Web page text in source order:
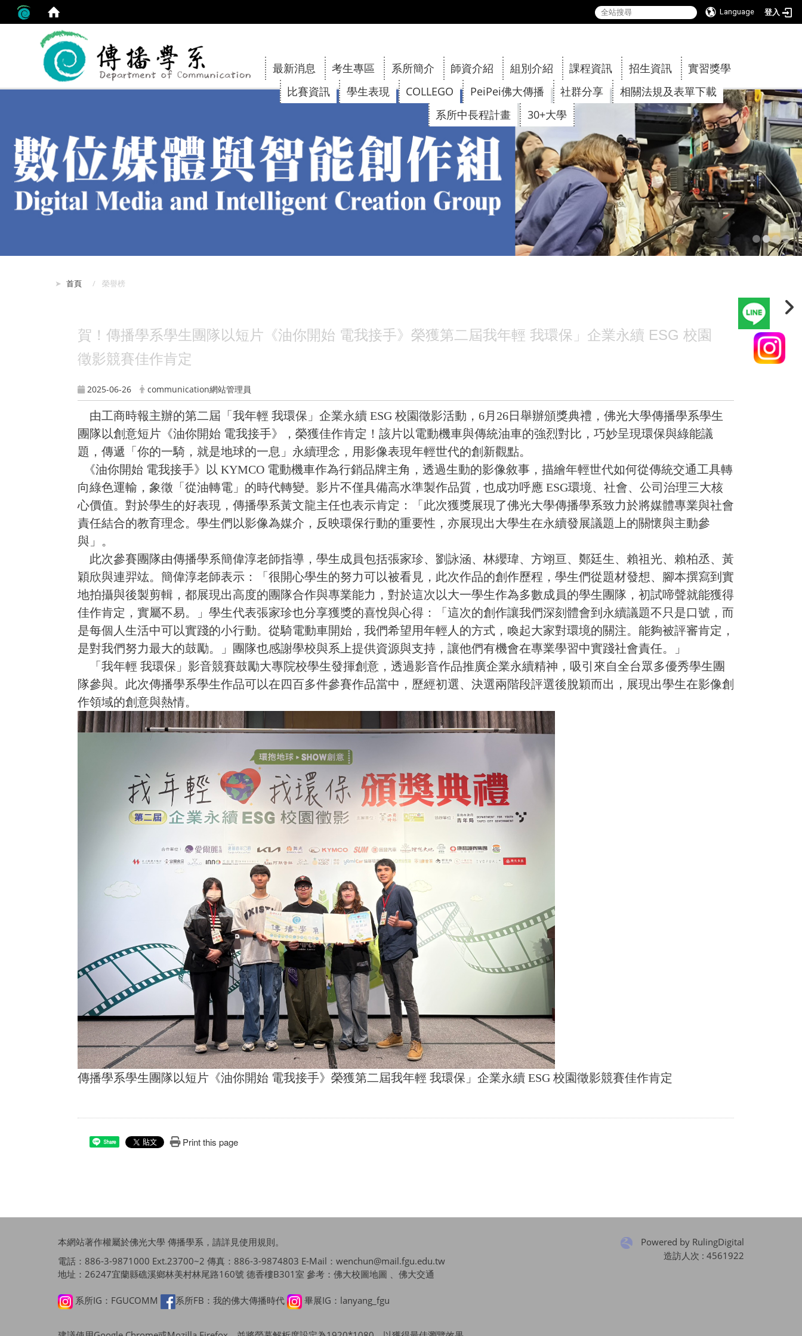
Language 登入
:::
最新消息 考生專區 系所簡介 師資介紹 組別介紹 課程資訊 招生資訊
實習獎學
比賽資訊
學生表現 COLLEGO PeiPei佛大傳播 社群分享
相關法規及表單下載
系所中長程計畫
30+大學
首頁 榮譽榜
賀！傳播學系學生團隊以短片《油你開始 電我接手》榮獲第二屆我年輕 我環保」企業永續 ESG 校園
徵影競賽佳作肯定
2025-06-26 communication網站管理員
由工商時報主辦的第二屆「我年輕 我環保」企業永續 ESG 校園徵影活動，6月26日舉辦頒獎典禮，佛光大學傳播學系學生
團隊以創意短片《油你開始 電我接手》，榮獲佳作肯定！該片以電動機車與傳統油車的強烈對比，巧妙呈現環保與綠能議
題，傳遞「你的一騎，就是地球的一息」永續理念，用影像表現年輕世代的創新觀點。
《油你開始 電我接手》以 KYMCO 電動機車作為行銷品牌主角，透過生動的影像敘事，描繪年輕世代如何從傳統交通工具轉
向綠色運輸，象徵「從油轉電」的時代轉變。影片不僅具備高水準製作品質，也成功呼應 ESG環境、社會、公司治理三大核
心價值。對於學生的好表現，傳播學系黃文龍主任也表示肯定：「此次獲獎展現了佛光大學傳播學系致力於將媒體專業與社會
責任結合的教育理念。學生們以影像為媒介，反映環保行動的重要性，亦展現出大學生在永續發展議題上的關懷與主動參
與」。
此次參賽團隊由傳播學系簡偉淳老師指導，學生成員包括張家珍、劉詠涵、林纓瑋、方翊亘、鄭廷生、賴祖光、賴柏丞、黃
穎欣與連羿竑。簡偉淳老師表示：「很開心學生的努力可以被看見，此次作品的創作歷程，學生們從題材發想、腳本撰寫到實
地拍攝與後製剪輯，都展現出高度的團隊合作與專業能力，對於這次以大一學生作為多數成員的學生團隊，初試啼聲就能獲得
佳作肯定，實屬不易。」學生代表張家珍也分享獲獎的喜悅與心得：「這次的創作讓我們深刻體會到永續議題不只是口號，而
是每個人生活中可以實踐的小行動。從騎電動車開始，我們希望用年輕人的方式，喚起大家對環境的關注。能夠被評審肯定，
是對我們努力最大的鼓勵。」團隊也感謝學校與系上提供資源與支持，讓他們有機會在專業學習中實踐社會責任。」
「我年輕 我環保」影音競賽鼓勵大專院校學生發揮創意，透過影音作品推廣企業永續精神，吸引來自全台眾多優秀學生團
隊參與。此次傳播學系學生作品可以在四百多件參賽作品當中，歷經初選、決選兩階段評選後脫穎而出，展現出學生在影像創
作領域的創意與熱情。
傳播學系學生團隊以短片《油你開始 電我接手》榮獲第二屆我年輕 我環保」企業永續 ESG 校園徵影競賽佳作肯定
Share Print this page
本網站著作權屬於佛光大學 傳播學系，請詳見使用規則。
電話：886-3-9871000 Ext.23700~2 傳真：886-3-9874803 E-Mail：wenchun@mail.fgu.edu.tw
地址：26247宜蘭縣礁溪鄉林美村林尾路160號 德香樓B301室 參考：佛大校圖地圖 、佛大交通
系所IG：FGUCOMM 系所FB：我的佛大傳播時代 畢展IG：lanyang_fgu
Powered by RulingDigital
造訪人次 : 4561922